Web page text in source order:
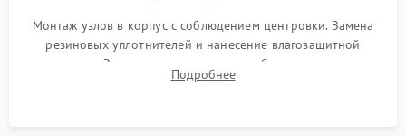
Монтаж узлов в корпус с соблюдением центровки. Замена
резиновых уплотнителей и нанесение влагозащитной
смазки. Заполнение внутреннего объема прицела
осушенным азотом для предотвращения запотевания оптики
Подробнее